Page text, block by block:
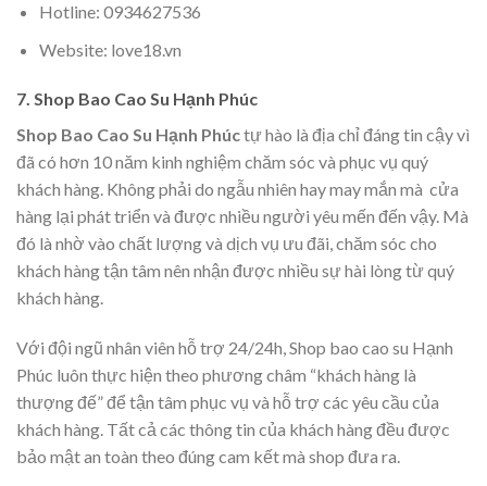
Hotline: 0934627536
Website: love18.vn
7. Shop Bao Cao Su Hạnh Phúc
Shop Bao Cao Su Hạnh Phúctự hào là địa chỉ đáng tin cậy vì
đã có hơn 10 năm kinh nghiệm chăm sóc và phục vụ quý
khách hàng. Không phải do ngẫu nhiên hay may mắn mà cửa
hàng lại phát triển và được nhiều người yêu mến đến vậy. Mà
đó là nhờ vào chất lượng và dịch vụ ưu đãi, chăm sóc cho
khách hàng tận tâm nên nhận được nhiều sự hài lòng từ quý
khách hàng.
Với đội ngũ nhân viên hỗ trợ 24/24h, Shop bao cao su Hạnh
Phúc luôn thực hiện theo phương châm “khách hàng là
thượng đế” để tận tâm phục vụ và hỗ trợ các yêu cầu của
khách hàng. Tất cả các thông tin của khách hàng đều được
bảo mật an toàn theo đúng cam kết mà shop đưa ra.